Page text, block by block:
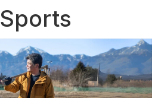
Sports